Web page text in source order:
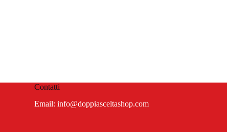
Contatti
Email:info@doppiasceltashop.com